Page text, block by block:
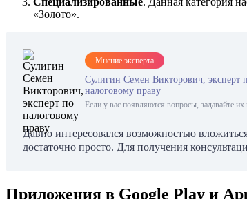
«Золото».
Мнение эксперта
Сулигин Семен Викторович, эксперт
налоговому праву
Если у вас появляются вопросы, задавайте их
Давно интересовался возможностью
достаточно просто. Для получения
Приложения в Google Play и